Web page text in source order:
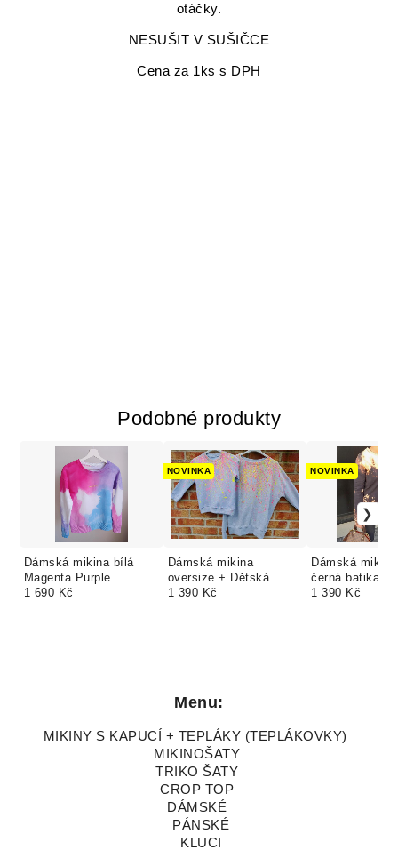
otáčky.
NESUŠIT V SUŠIČCE
Cena za 1ks s DPH
Podobné produkty
Dámská mikina bílá
Magenta Purple
ZDARMA volba
1 690 Kč
Dámská mikina
oversize + Dětská
rostoucí mikina
NOVINKA
1 390 Kč
Dámská
černá batika
NOVINKA
1 390 Kč
Menu:
MIKINY S KAPUCÍ + TEPLÁKY (TEPLÁKOVKY)
MIKINOŠATY
TRIKO ŠATY
CROP TOP
DÁMSKÉ
PÁNSKÉ
KLUCI